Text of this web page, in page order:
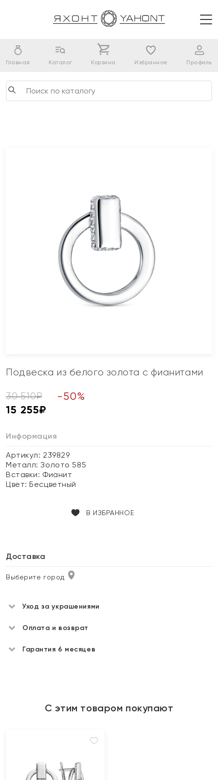
Главная Каталог Корзина Избранное Профиль
Подвеска из белого золота с фианитами
30 510₽ -50%
15 255₽
Информация
Артикул: 239829
Металл:Золото 585
Вставки: Фианит
Цвет:Бесцветный
В ИЗБРАННОЕ
Доставка
Выберите город
Уход за украшениями
Оплата и возврат
Гарантия 6 месяцев
С этим товаром покупают